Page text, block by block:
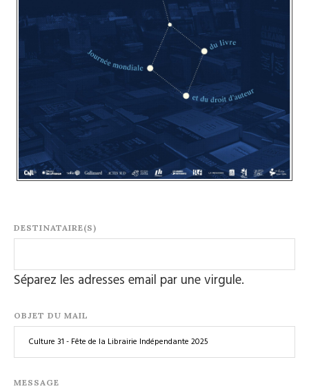
DESTINATAIRE(S)
Séparez les adresses email par une virgule.
OBJET DU MAIL
MESSAGE